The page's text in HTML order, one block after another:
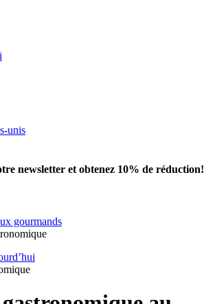
unis
newsletter et obtenez 10% de réduction!
gourmands